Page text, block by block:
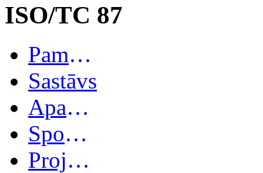
ISO/TC 87
Pamatinformācija
Sastāvs
Apakškomitejas
Spoguļkomitejas
Projekti